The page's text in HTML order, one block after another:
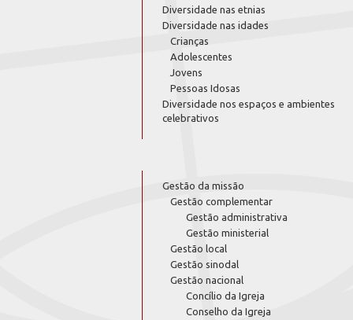
Diversidade nas etnias
Diversidade nas idades
Crianças
Adolescentes
Jovens
Pessoas Idosas
Diversidade nos espaços e ambientes
celebrativos
Gestão da missão
Gestão complementar
Gestão administrativa
Gestão ministerial
Gestão local
Gestão sinodal
Gestão nacional
Concílio da Igreja
Conselho da Igreja